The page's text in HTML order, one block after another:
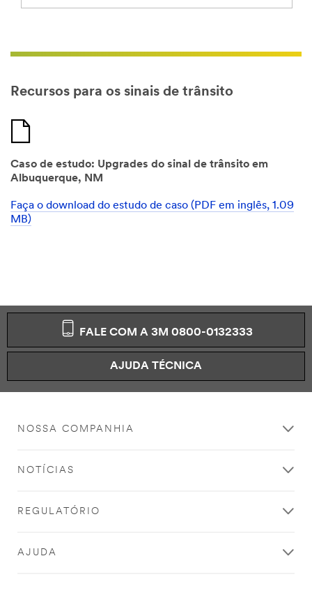
a
?
Selecione uma das opções...
o
e
e
f
n
e
e
s
o
r
i
a
c
v
i
Recursos para os sinais de trânsito
Caso de estudo: Upgrades do sinal de trânsito em
Albuquerque, NM
Faça o download do estudo de caso (PDF em inglês, 1.09
MB)
FALE COM A 3M 0800-0132333
AJUDA TÉCNICA
NOSSA COMPANHIA
NOTÍCIAS
REGULATÓRIO
AJUDA